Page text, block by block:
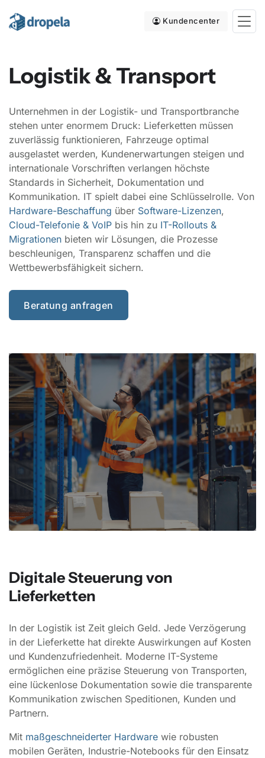
Kundencenter
Logistik & Transport
Unternehmen in der Logistik- und Transportbranche
stehen unter enormem Druck: Lieferketten müssen
zuverlässig funktionieren, Fahrzeuge optimal
ausgelastet werden, Kundenerwartungen steigen und
internationale Vorschriften verlangen höchste
Standards in Sicherheit, Dokumentation und
Kommunikation. IT spielt dabei eine Schlüsselrolle. Von
Hardware-Beschaffung über Software-Lizenzen,
Cloud-Telefonie & VoIP bis hin zu IT-Rollouts &
Migrationen bieten wir Lösungen, die Prozesse
beschleunigen, Transparenz schaffen und die
Wettbewerbsfähigkeit sichern.
Beratung anfragen
Digitale Steuerung von
Lieferketten
In der Logistik ist Zeit gleich Geld. Jede Verzögerung
in der Lieferkette hat direkte Auswirkungen auf Kosten
und Kundenzufriedenheit. Moderne IT-Systeme
ermöglichen eine präzise Steuerung von Transporten,
eine lückenlose Dokumentation sowie die transparente
Kommunikation zwischen Speditionen, Kunden und
Partnern.
Mit maßgeschneiderter Hardware wie robusten
mobilen Geräten, Industrie-Notebooks für den Einsatz